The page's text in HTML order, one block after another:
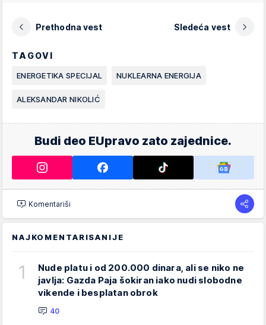
Prethodna vest Sledeća vest
TAGOVI
ENERGETIKA SPECIJAL NUKLEARNA ENERGIJA
ALEKSANDAR NIKOLIĆ
Budi deo EUpravo zato zajednice.
Komentariši
NAJKOMENTARISANIJE
1
Nude platu i od 200.000 dinara, ali se niko ne
javlja: Gazda Paja šokiran iako nudi slobodne
vikende i besplatan obrok
40